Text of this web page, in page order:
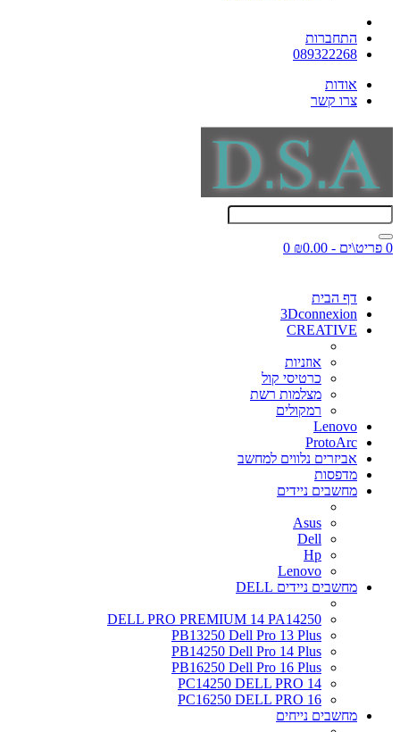
התחברות
089322268
אודות
צרו קשר
0 פריט\ים - ₪0.00 0
דף הבית
3Dconnexion
CREATIVE
אוזניות
כרטיסי קול
מצלמות רשת
רמקולים
Lenovo
ProtoArc
אביזרים נלווים למחשב
מדפסות
מחשבים ניידים
Asus
Dell
Hp
Lenovo
מחשבים ניידים DELL
DELL PRO PREMIUM 14 PA14250
PB13250 Dell Pro 13 Plus
PB14250 Dell Pro 14 Plus
PB16250 Dell Pro 16 Plus
PC14250 DELL PRO 14
PC16250 DELL PRO 16
מחשבים נייחים